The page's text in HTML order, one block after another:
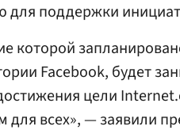
для поддержки
которой
Facebook, будет
цели
всех», — заявили